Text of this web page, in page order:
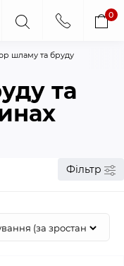
0
шламу та бруду
та
Фільтр